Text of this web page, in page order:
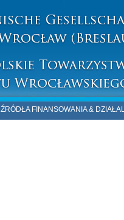
ŹRÓDŁA FINANSOWANIA &